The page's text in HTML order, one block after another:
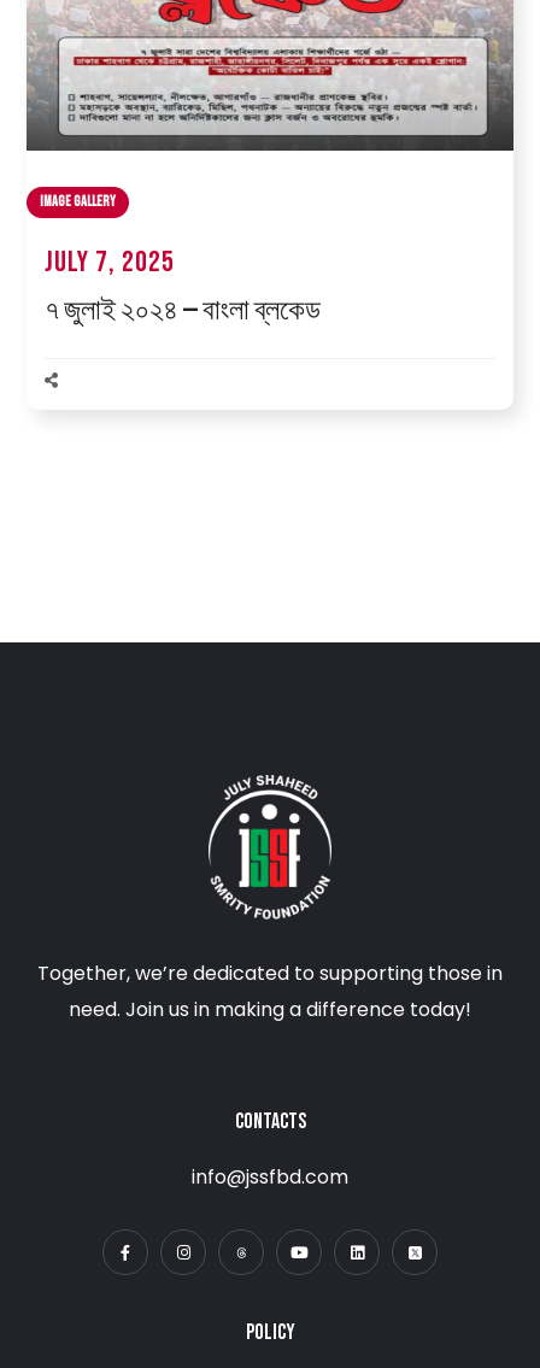
Image Gallery
July 7, 2025
৭ জুলাই ২০২৪ — বাংলা ব্লকেড
Together, we’re dedicated to supporting those in
need. Join us in making a difference today!
CONTACTS
info@jssfbd.com
POLICY